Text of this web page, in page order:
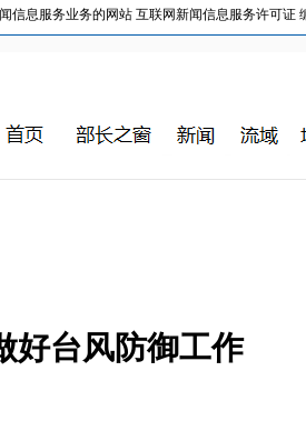
信息服务业务的网站 互联网新闻信息服务许可证
好台风防御工作